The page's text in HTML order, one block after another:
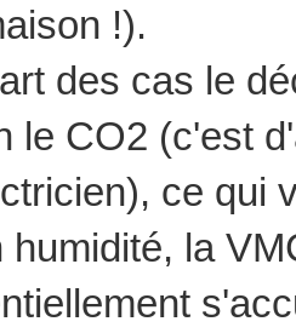
!).
des cas le
le CO2 (c'est
ce qui
humidité, la